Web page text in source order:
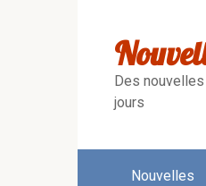
Des
jours
Nouvelles